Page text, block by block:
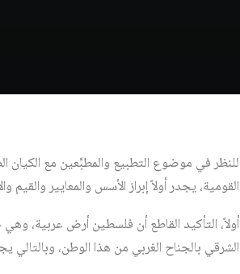
للنظر في موضوع التطبيع والمطبَّعين مع الكيان
القومية، يجدر أولاً إبراز الأسس والمعايير
أولاً، التأكيد القاطع أن فلسطين أرض عربية،
الشرقي بالجناح الغربي من هذا الوطن،